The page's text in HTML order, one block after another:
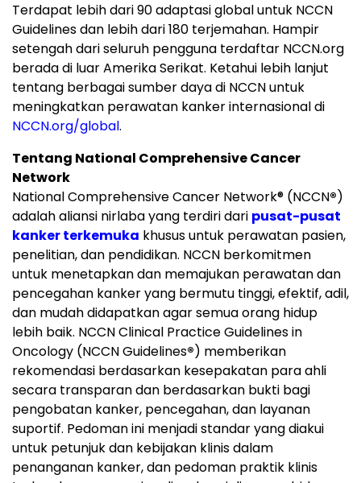
Terdapat lebih dari 90 adaptasi global untuk NCCN
Guidelines dan lebih dari 180 terjemahan. Hampir
setengah dari seluruh pengguna terdaftar NCCN.org
berada di luar Amerika Serikat. Ketahui lebih lanjut
tentang berbagai sumber daya di NCCN untuk
meningkatkan perawatan kanker internasional di
NCCN.org/global.
Tentang National Comprehensive Cancer
Network
National Comprehensive Cancer Network® (NCCN®)
adalah aliansi nirlaba yang terdiri dari pusat-pusat
kanker terkemuka khusus untuk perawatan pasien,
penelitian, dan pendidikan. NCCN berkomitmen
untuk menetapkan dan memajukan perawatan dan
pencegahan kanker yang bermutu tinggi, efektif, adil,
dan mudah didapatkan agar semua orang hidup
lebih baik. NCCN Clinical Practice Guidelines in
Oncology (NCCN Guidelines®) memberikan
rekomendasi berdasarkan kesepakatan para ahli
secara transparan dan berdasarkan bukti bagi
pengobatan kanker, pencegahan, dan layanan
suportif. Pedoman ini menjadi standar yang diakui
untuk petunjuk dan kebijakan klinis dalam
penanganan kanker, dan pedoman praktik klinis